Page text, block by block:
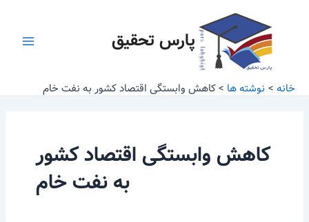
پارس تحقیق
خانه نوشته ها کاهش وابستگی اقتصاد کشور به نفت خام
کاهش وابستگی اقتصاد کشور
به نفت خام